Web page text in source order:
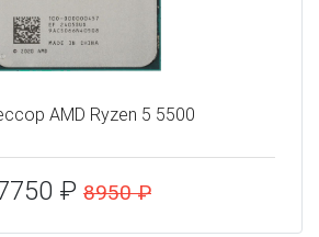
AMD Ryzen 5 5500
₽ 8950 ₽